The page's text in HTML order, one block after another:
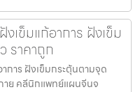
ข็มแก้อาการ ฝังเข็ม
ราคาถูก
าร ฝังเข็มกระตุ้นตามจุด
าย คลีนิกแพทย์แผนจีนจ